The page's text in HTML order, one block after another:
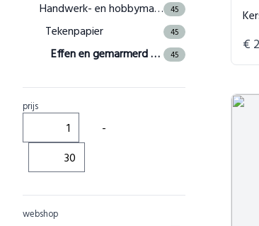
Handwerk- en hobbymaterialen 45
Tekenpapier 45
Effen en gemarmerd karton 45
prijs
-
webshop
€